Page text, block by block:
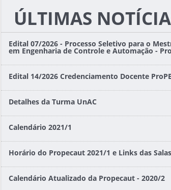
ÚLTIMAS
Edital 07/2026 - Processo Seletivo para o
em Engenharia de Controle e Automação -
Edital 14/2026 Credenciamento Docente
Detalhes da Turma UnAC
Calendário 2021/1
Horário do Propecaut 2021/1 e Links das
Calendário Atualizado da Propecaut - 2020/2